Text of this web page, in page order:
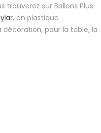
trouverez sur Ballons Plus
, en plastique
décoration, pour la table, la